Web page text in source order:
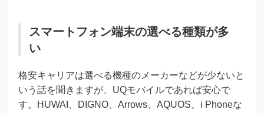
スマートフォン端末の選べる種類が多
い
格安キャリアは選べる機種のメーカーなどが少ないと
いう話を聞きますが、UQモバイルであれば安心で
す。HUWAI、DIGNO、Arrows、AQUOS、i Phoneな